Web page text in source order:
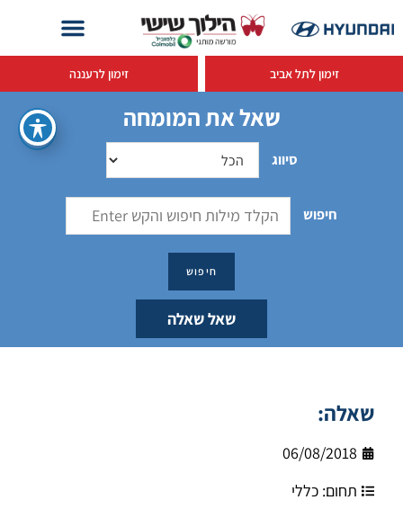
זימון לתל אביב זימון לרעננה
שאל את המומחה
סיווג
חיפוש
שאל שאלה
שאלה:
06/08/2018
תחום: כללי